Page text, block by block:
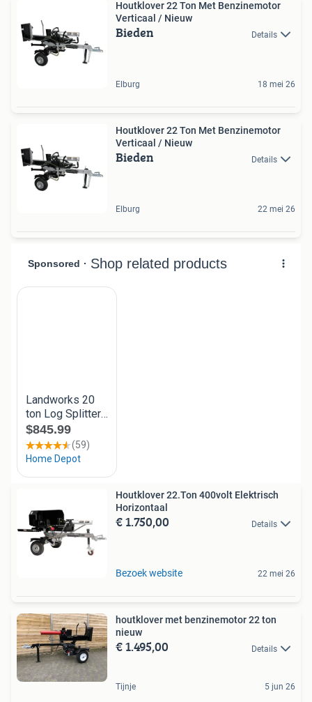
Houtklover 22 Ton Met Benzinemotor
Verticaal / Nieuw
Bieden Details
Elburg 18 mei 26
Houtklover 22 Ton Met Benzinemotor
Verticaal / Nieuw
Bieden Details
Elburg 22 mei 26
Houtklover 22.Ton 400volt Elektrisch
Horizontaal
€ 1.750,00 Details
Bezoek website 22 mei 26
houtklover met benzinemotor 22 ton
nieuw
€ 1.495,00 Details
Tijnje 5 jun 26